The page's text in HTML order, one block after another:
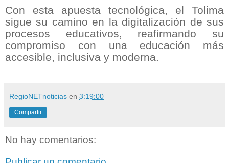
Con esta apuesta tecnológica, el Tolima
sigue su camino en la digitalización de sus
procesos educativos, reafirmando su
compromiso con una educación más
accesible, inclusiva y moderna.
RegioNETnoticias en 3:19:00
Compartir
No hay comentarios: